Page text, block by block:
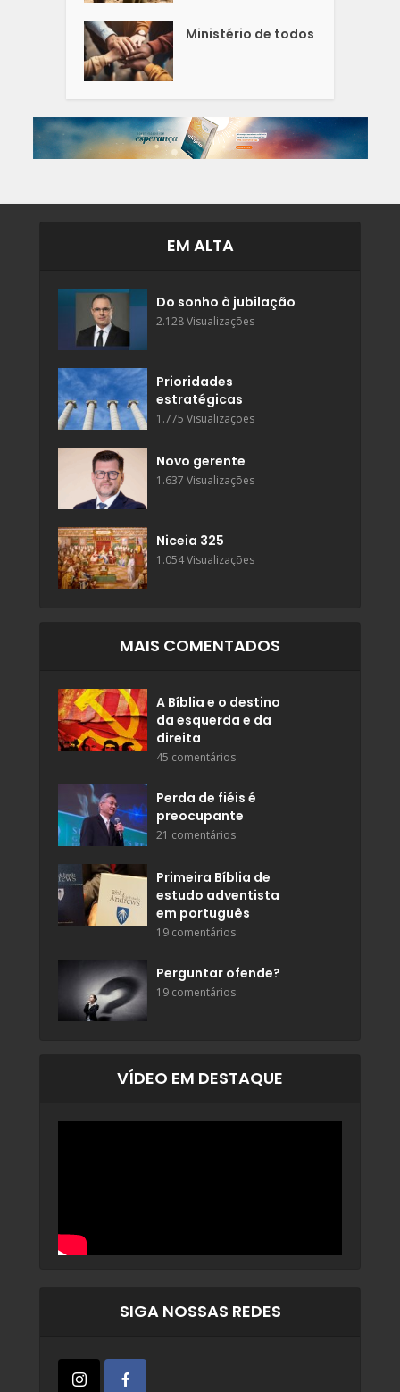
Ministério de todos
EM ALTA
Do sonho à jubilação
2.128 Visualizações
Prioridades
estratégicas
1.775 Visualizações
Novo gerente
1.637 Visualizações
Niceia 325
1.054 Visualizações
MAIS COMENTADOS
A Bíblia e o destino
da esquerda e da
direita
45 comentários
Perda de fiéis é
preocupante
21 comentários
Primeira Bíblia de
estudo adventista
em português
19 comentários
Perguntar ofende?
19 comentários
VÍDEO EM DESTAQUE
SIGA NOSSAS REDES